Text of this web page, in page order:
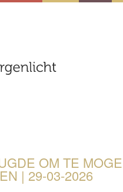
OM TE
| 29-03-2026